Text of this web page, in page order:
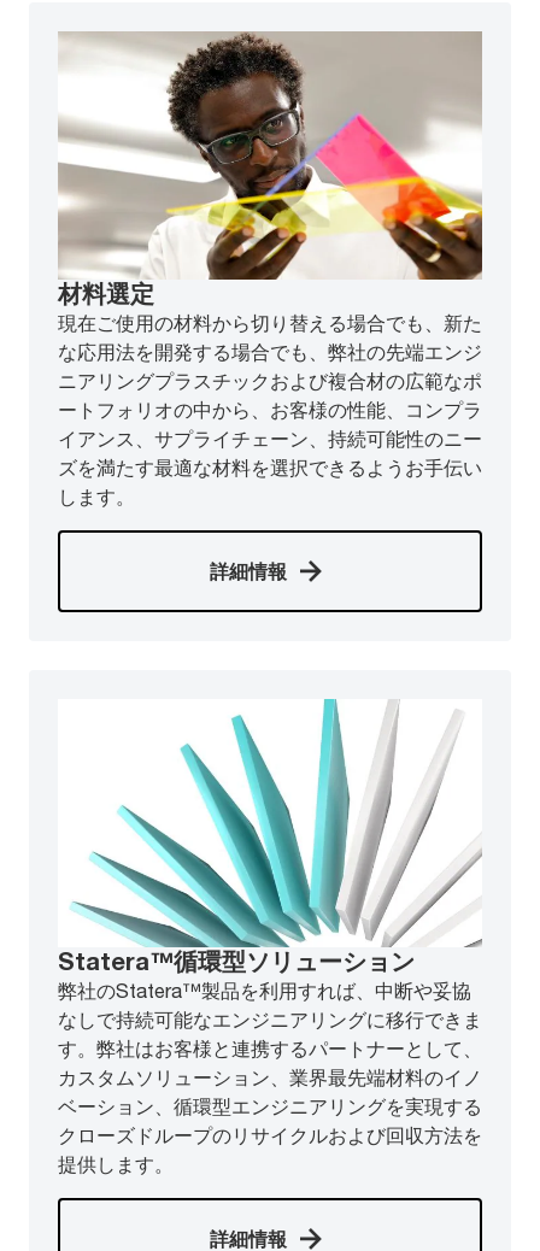
材料選定
現在ご使用の材料から切り替える場合でも、新た
な応用法を開発する場合でも、弊社の先端エンジ
ニアリングプラスチックおよび複合材の広範なポ
ートフォリオの中から、お客様の性能、コンプラ
イアンス、サプライチェーン、持続可能性のニー
ズを満たす最適な材料を選択できるようお手伝い
します。
詳細情報
Statera™循環型ソリューション
弊社のStatera™製品を利用すれば、中断や妥協
なしで持続可能なエンジニアリングに移行できま
す。弊社はお客様と連携するパートナーとして、
カスタムソリューション、業界最先端材料のイノ
ベーション、循環型エンジニアリングを実現する
クローズドループのリサイクルおよび回収方法を
提供します。
詳細情報